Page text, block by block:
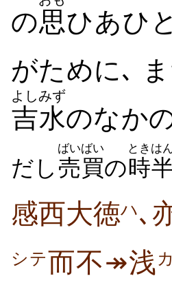
の思ひあひ
がために､
吉水
よしみず
のなか
だし 売買
ばいばい
の時
とき は
感西大徳ハ､
シテ而不↠浅